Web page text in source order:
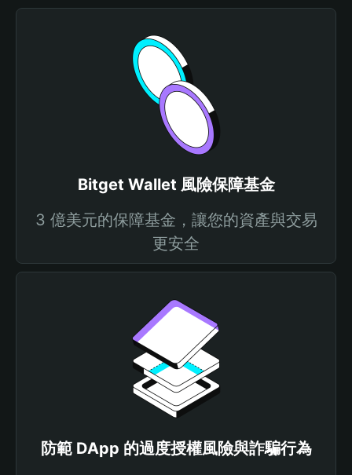
Bitget Wallet 風險保障基金
3 億美元的保障基金，讓您的資產與交易
更安全
防範 DApp 的過度授權風險與詐騙行為